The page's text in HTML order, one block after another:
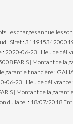
charges annuelles
| Siret :
06-23 | Lieu de
PARIS | Montant de
garantie financière :
23 | Lieu de délivrance
| Montant de la
du label : 18/07/2018